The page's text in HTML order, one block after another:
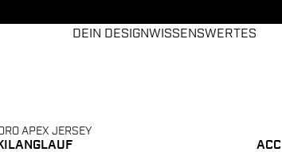
DEIN DESIGNWISSENSWERTES
ACC
APEX JERSEY